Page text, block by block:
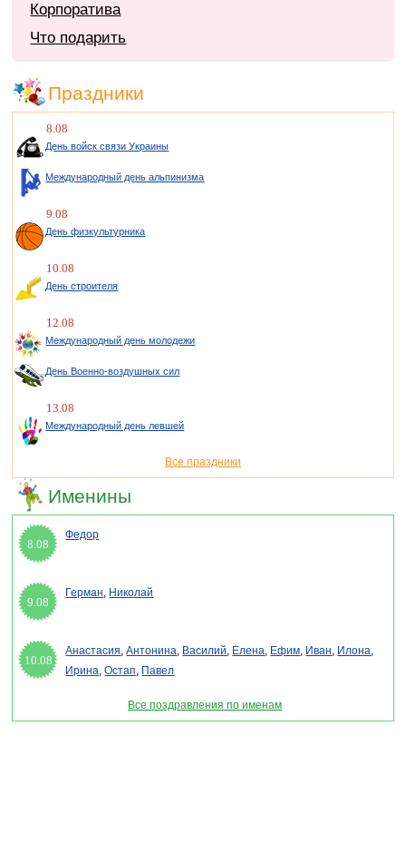
Корпоратива
Что подарить
Праздники
8.08
День войск связи Украины
Международный день альпинизма
9.08
День физкультурника
10.08
День строителя
12.08
Международный день молодежи
День Военно-воздушных сил
13.08
Международный день левшей
Все праздники
Именины
8.08
Федор
9.08
Герман, Николай
10.08
Анастасия,Антонина, Василий, Елена, Ефим, Иван, Илона,
Ирина,Остап, Павел
Все поздравления по именам